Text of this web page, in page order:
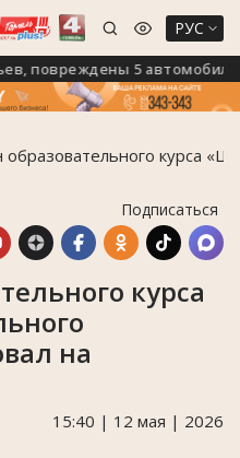
РУС
5 автомобилей
образовательного курса
Подписаться
курса
на
15:40 | 12 мая | 2026